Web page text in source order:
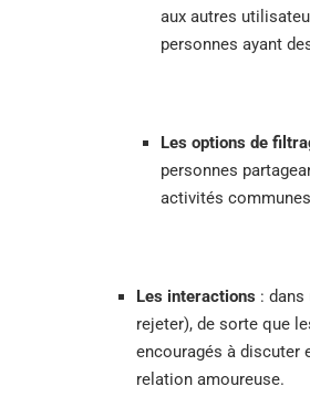
aux autres
personnes ayant
Les options de
personnes
activités
Les interactions : dans
rejeter), de sorte que
encouragés à discuter
relation amoureuse.